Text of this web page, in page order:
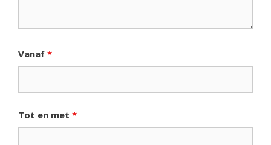
Vanaf *
Tot en met *